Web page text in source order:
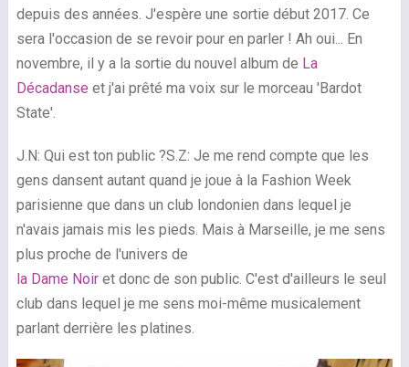
depuis des années. J'espère une sortie début 2017. Ce
sera l'occasion de se revoir pour en parler ! Ah oui... En
novembre, il y a la sortie du nouvel album de La
Décadanse et j'ai prêté ma voix sur le morceau 'Bardot
State'.
J.N: Qui est ton public ?S.Z: Je me rend compte que les
gens dansent autant quand je joue à la Fashion Week
parisienne que dans un club londonien dans lequel je
n'avais jamais mis les pieds. Mais à Marseille, je me sens
plus proche de l'univers de
la Dame Noiret donc de son public. C'est d'ailleurs le seul
club dans lequel je me sens moi-même musicalement
parlant derrière les platines.